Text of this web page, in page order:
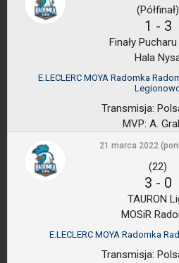
(Półfinał)
1 - 3
Finały
Hala
E.LECLERC MOYA Radomka
Transmisja:
MVP: A.
21 marca 2022
(22)
3 - 0
TAURON
MOSiR
E.LECLERC MOYA Radomka
Transmisja: